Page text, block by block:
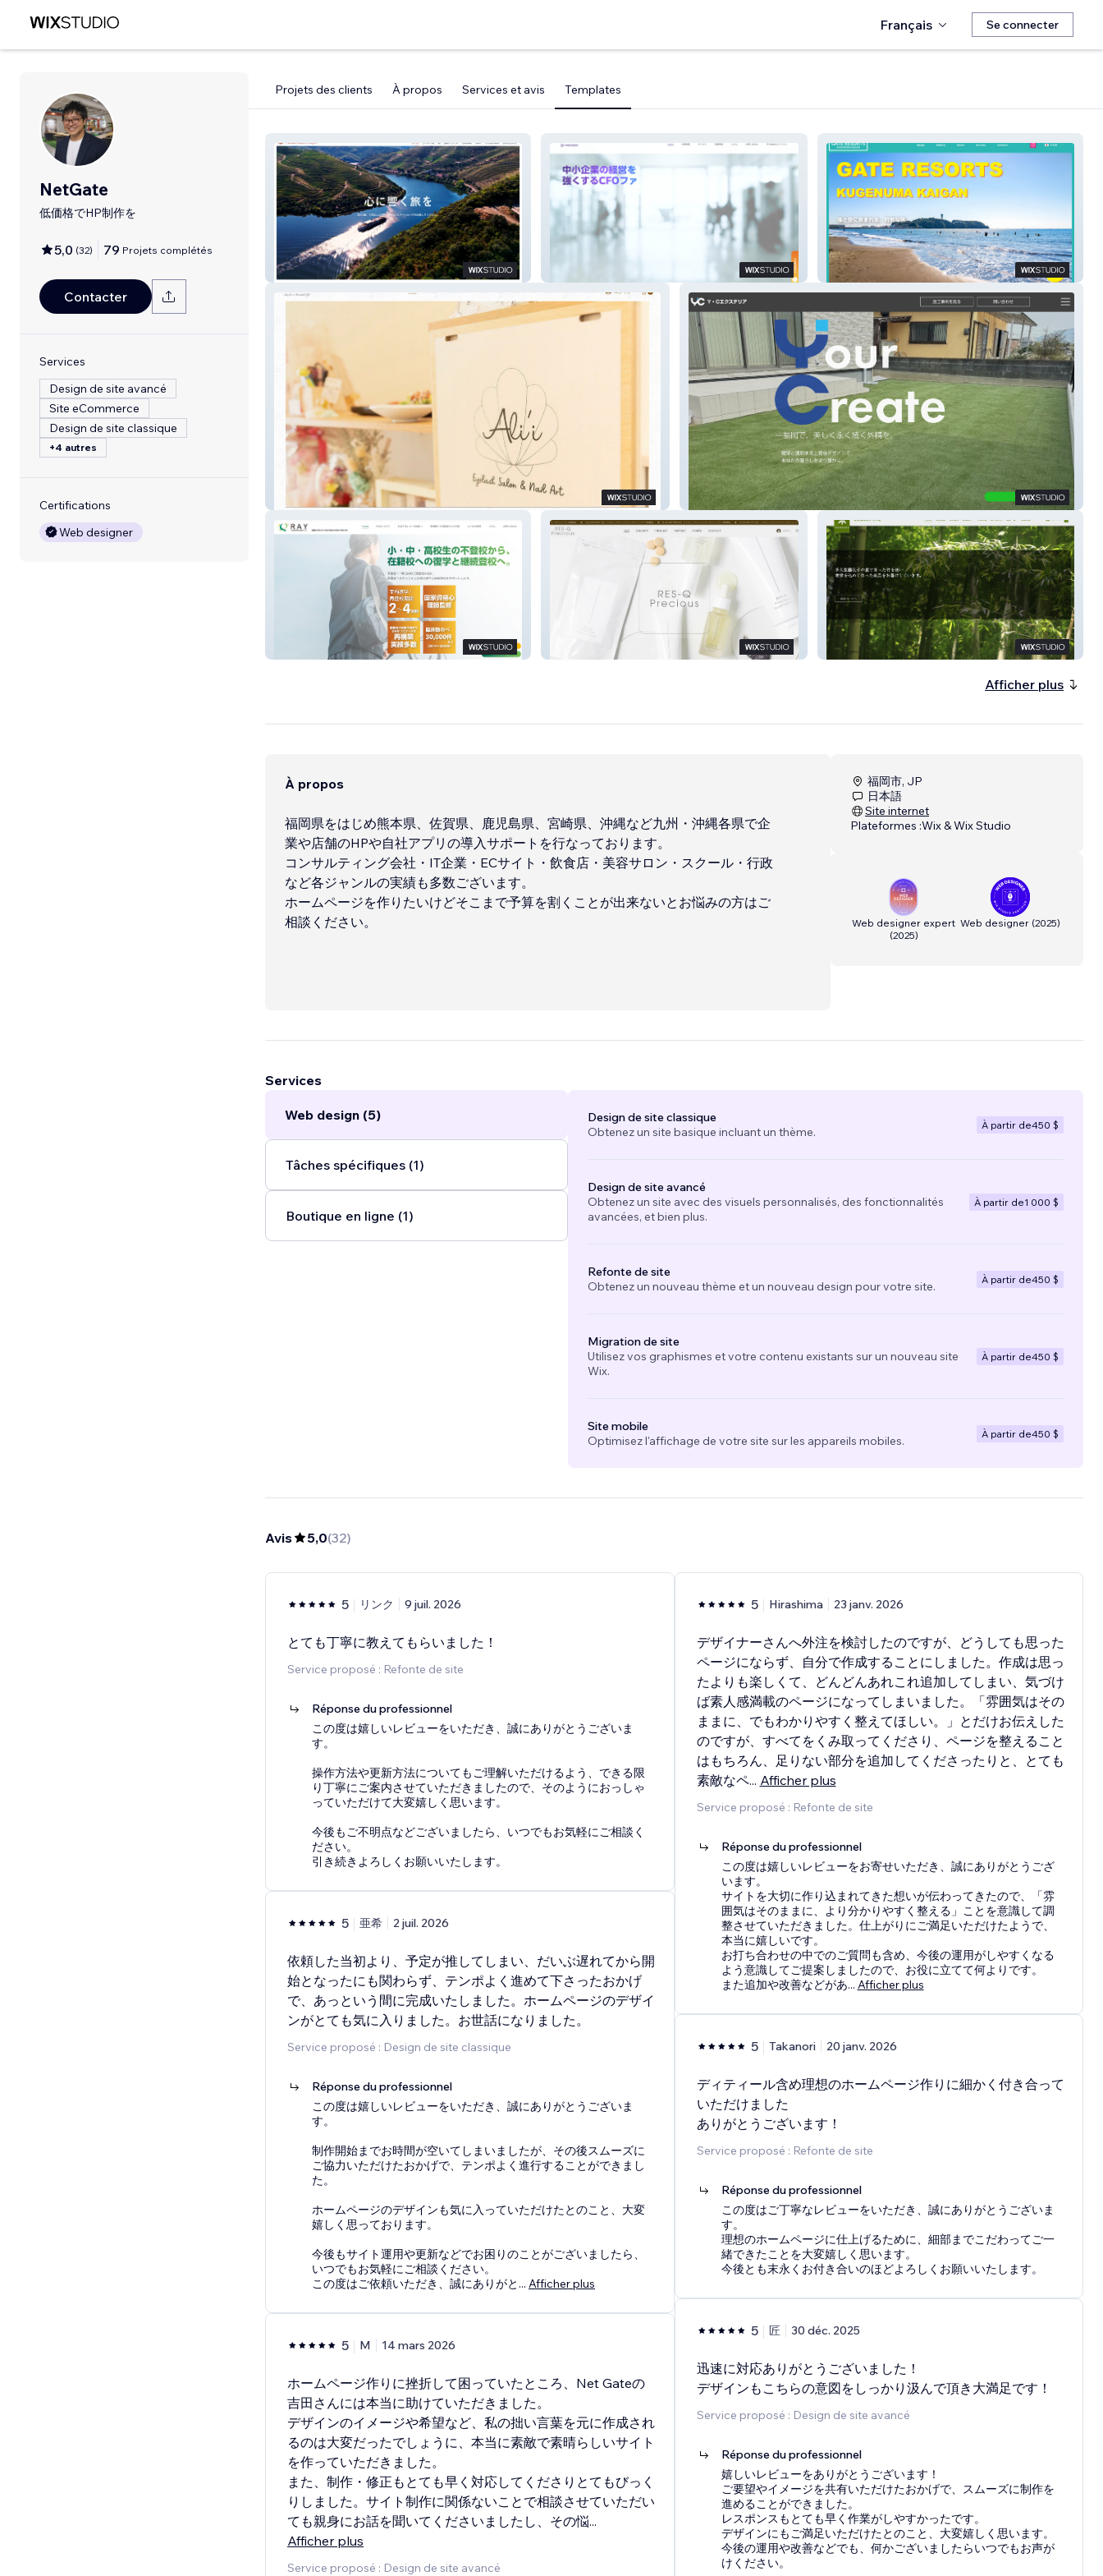
Français Se connecter
NetGate
低価格でHP制作を
5,0 (32) 79 Projets complétés
Contacter
Services
Design de site avancé
Site eCommerce
Design de site classique
+4 autres
Certifications
Web designer
Projets des clients À propos Services et avis Templates
アマウォーターウェイズ GATE RESORTS
Beautiful Life. Y・Cエクステリア
不登校解決支援センターRAY RES-Q Precious 社会福祉法人 竹の里
Afficher plus
À propos
福岡県をはじめ熊本県、佐賀県、鹿児島県、宮崎県、沖縄など九州・沖縄各県で企
業や店舗のHPや自社アプリの導入サポートを行なっております。
コンサルティング会社・IT企業・ECサイト・飲食店・美容サロン・スクール・行政
など各ジャンルの実績も多数ございます。
ホームページを作りたいけどそこまで予算を割くことが出来ないとお悩みの方はご
相談ください。
福岡市, JP
日本語
Site internet
Plateformes :Wix & Wix Studio
Web designer expert
(2025)
Web designer (2025)
Services
Web design (5)
Tâches spécifiques (1)
Boutique en ligne (1)
Design de site classique
Obtenez un site basique incluant un thème.
À partir de450 $
Design de site avancé
Obtenez un site avec des visuels personnalisés, des fonctionnalités
avancées, et bien plus.
À partir de1 000 $
Refonte de site
Obtenez un nouveau thème et un nouveau design pour votre site.
À partir de450 $
Migration de site
Utilisez vos graphismes et votre contenu existants sur un nouveau site
Wix.
À partir de450 $
Site mobile
Optimisez l'affichage de votre site sur les appareils mobiles.
À partir de450 $
Avis 5,0(32)
5 リンク 9 juil. 2026
とても丁寧に教えてもらいました！
Service proposé : Refonte de site
Réponse du professionnel
この度は嬉しいレビューをいただき、誠にありがとうございま
す。
操作方法や更新方法についてもご理解いただけるよう、できる限
り丁寧にご案内させていただきましたので、そのようにおっしゃ
っていただけて大変嬉しく思います。
今後もご不明点などございましたら、いつでもお気軽にご相談く
ださい。
引き続きよろしくお願いいたします。
5 亜希 2 juil. 2026
依頼した当初より、予定が推してしまい、だいぶ遅れてから開
始となったにも関わらず、テンポよく進めて下さったおかげ
で、あっという間に完成いたしました。ホームページのデザイ
ンがとても気に入りました。お世話になりました。
Service proposé : Design de site classique
Réponse du professionnel
この度は嬉しいレビューをいただき、誠にありがとうございま
す。
制作開始までお時間が空いてしまいましたが、その後スムーズに
ご協力いただけたおかげで、テンポよく進行することができまし
た。
ホームページのデザインも気に入っていただけたとのこと、大変
嬉しく思っております。
今後もサイト運用や更新などでお困りのことがございましたら、
いつでもお気軽にご相談ください。
この度はご依頼いただき、誠にありがと ... Afficher plus
5 M 14 mars 2026
ホームページ作りに挫折して困っていたところ、Net Gateの
吉田さんには本当に助けていただきました。
デザインのイメージや希望など、私の拙い言葉を元に作成され
るのは大変だったでしょうに、本当に素敵で素晴らしいサイト
を作っていただきました。
また、制作・修正もとても早く対応してくださりとてもびっく
りしました。サイト制作に関係ないことで相談させていただい
ても親身にお話を聞いてくださいましたし、その悩...
Afficher plus
Service proposé : Design de site avancé
5 Hirashima 23 janv. 2026
デザイナーさんへ外注を検討したのですが、どうしても思った
ページにならず、自分で作成することにしました。作成は思っ
たよりも楽しくて、どんどんあれこれ追加してしまい、気づけ
ば素人感満載のページになってしまいました。「雰囲気はその
ままに、でもわかりやすく整えてほしい。」とだけお伝えした
のですが、すべてをくみ取ってくださり、ページを整えること
はもちろん、足りない部分を追加してくださったりと、とても
素敵なペ... Afficher plus
Service proposé : Refonte de site
Réponse du professionnel
この度は嬉しいレビューをお寄せいただき、誠にありがとうござ
います。
サイトを大切に作り込まれてきた想いが伝わってきたので、「雰
囲気はそのままに、より分かりやすく整える」ことを意識して調
整させていただきました。仕上がりにご満足いただけたようで、
本当に嬉しいです。
お打ち合わせの中でのご質問も含め、今後の運用がしやすくなる
よう意識してご提案しましたので、お役に立てて何よりです。
また追加や改善などがあ... Afficher plus
5 Takanori 20 janv. 2026
ディティール含め理想のホームページ作りに細かく付き合って
いただけました
ありがとうございます！
Service proposé : Refonte de site
Réponse du professionnel
この度はご丁寧なレビューをいただき、誠にありがとうございま
す。
理想のホームページに仕上げるために、細部までこだわってご一
緒できたことを大変嬉しく思います。
今後とも末永くお付き合いのほどよろしくお願いいたします。
5 匠 30 déc. 2025
迅速に対応ありがとうございました！
デザインもこちらの意図をしっかり汲んで頂き大満足です！
Service proposé : Design de site avancé
Réponse du professionnel
嬉しいレビューをありがとうございます！
ご要望やイメージを共有いただけたおかげで、スムーズに制作を
進めることができました。
レスポンスもとても早く作業がしやすかったです。
デザインにもご満足いただけたとのこと、大変嬉しく思います。
今後の運用や改善などでも、何かございましたらいつでもお声が
けください。